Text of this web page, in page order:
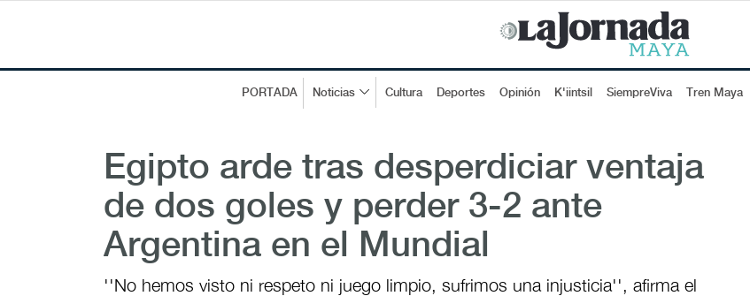
PORTADA Noticias Cultura Deportes Opinión K'iintsil SiempreViva Tren Maya
Egipto arde tras desperdiciar ventaja
de dos goles y perder 3-2 ante
Argentina en el Mundial
''No hemos visto ni respeto ni juego limpio, sufrimos una injusticia'', afirma el